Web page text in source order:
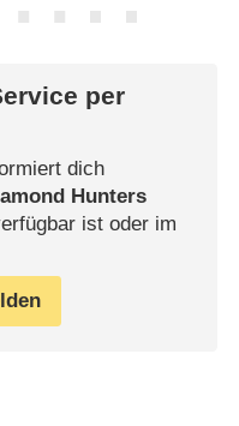
per
dich
Hunters
ist oder im